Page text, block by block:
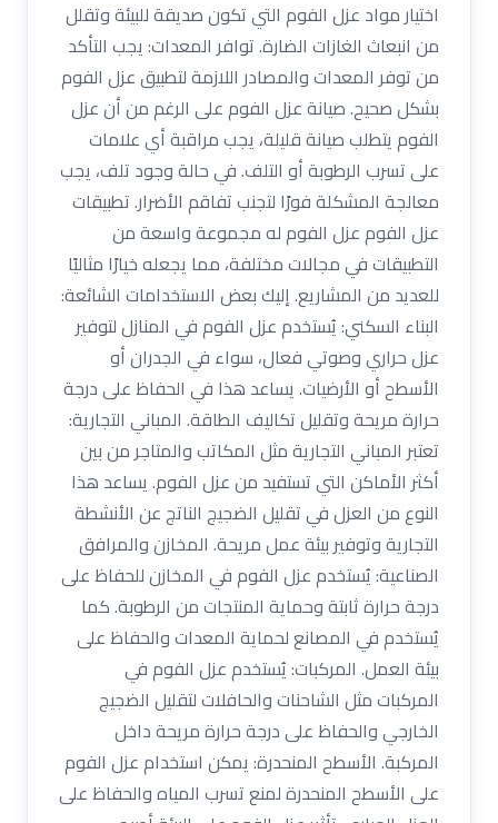
اختيار مواد عزل الفوم التي تكون صديقة للبيئة وتقلل
من انبعاث الغازات الضارة. توافر المعدات: يجب التأكد
من توفر المعدات والمصادر اللازمة لتطبيق عزل الفوم
بشكل صحيح. صيانة عزل الفوم على الرغم من أن عزل
الفوم يتطلب صيانة قليلة، يجب مراقبة أي علامات
على تسرب الرطوبة أو التلف. في حالة وجود تلف، يجب
معالجة المشكلة فورًا لتجنب تفاقم الأضرار. تطبيقات
عزل الفوم عزل الفوم له مجموعة واسعة من
التطبيقات في مجالات مختلفة، مما يجعله خيارًا مثاليًا
للعديد من المشاريع. إليك بعض الاستخدامات الشائعة:
البناء السكني: يُستخدم عزل الفوم في المنازل لتوفير
عزل حراري وصوتي فعال، سواء في الجدران أو
الأسطح أو الأرضيات. يساعد هذا في الحفاظ على درجة
حرارة مريحة وتقليل تكاليف الطاقة. المباني التجارية:
تعتبر المباني التجارية مثل المكاتب والمتاجر من بين
أكثر الأماكن التي تستفيد من عزل الفوم. يساعد هذا
النوع من العزل في تقليل الضجيج الناتج عن الأنشطة
التجارية وتوفير بيئة عمل مريحة. المخازن والمرافق
الصناعية: يُستخدم عزل الفوم في المخازن للحفاظ على
درجة حرارة ثابتة وحماية المنتجات من الرطوبة. كما
يُستخدم في المصانع لحماية المعدات والحفاظ على
بيئة العمل. المركبات: يُستخدم عزل الفوم في
المركبات مثل الشاحنات والحافلات لتقليل الضجيج
الخارجي والحفاظ على درجة حرارة مريحة داخل
المركبة. الأسطح المنحدرة: يمكن استخدام عزل الفوم
على الأسطح المنحدرة لمنع تسرب المياه والحفاظ على